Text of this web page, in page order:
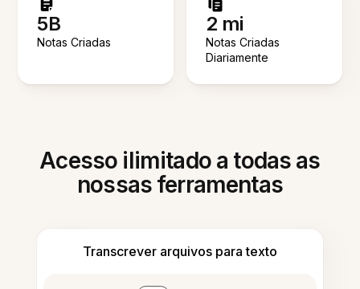
5B
Notas Criadas
2 mi
Notas Criadas
Diariamente
Acesso ilimitado a todas as
nossas ferramentas
Transcrever arquivos para texto